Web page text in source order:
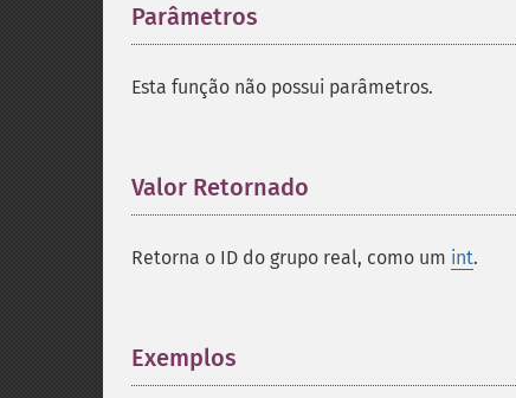
Parâmetros
Esta função não possui parâmetros.
Valor Retornado
Retorna o ID do grupo real, como um int.
Exemplos